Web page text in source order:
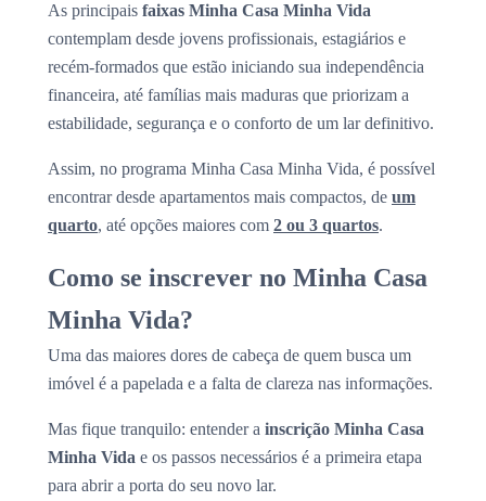
As principais faixas Minha Casa Minha Vida
contemplam desde jovens profissionais, estagiários e
recém-formados que estão iniciando sua independência
financeira, até famílias mais maduras que priorizam a
estabilidade, segurança e o conforto de um lar definitivo.
Assim, no programa Minha Casa Minha Vida, é possível
encontrar desde apartamentos mais compactos, de um
quarto, até opções maiores com 2 ou 3 quartos.
Como se inscrever no Minha Casa
Minha Vida?
Uma das maiores dores de cabeça de quem busca um
imóvel é a papelada e a falta de clareza nas informações.
Mas fique tranquilo: entender a inscrição Minha Casa
Minha Vida e os passos necessários é a primeira etapa
para abrir a porta do seu novo lar.